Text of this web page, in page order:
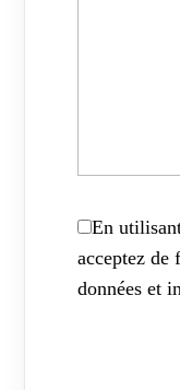
En
acceptez de
données et